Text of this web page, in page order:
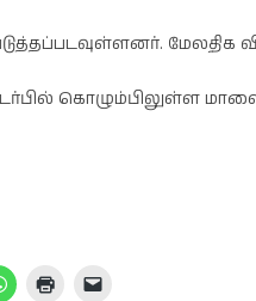
கொழும்பிலுள்ள